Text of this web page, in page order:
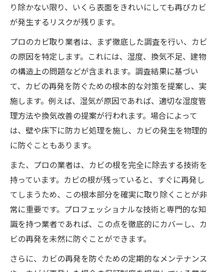
り除かない限り、いくら表面をきれいにしても再びカビ
が発生するリスクが残ります。
プロのカビ取り業者は、まず徹底した調査を行い、カビ
の原因を特定します。これには、湿度、換気不足、建物
の構造上の問題などが含まれます。調査結果に基づい
て、カビの再発を防ぐための根本的な対策を提案し、実
施します。例えば、湿気が原因であれば、適切な湿度管
理方法や換気改善の提案が行われます。場合によって
は、壁や床下に防カビ処理を施し、カビの発生を物理的
に防ぐこともあります。
また、プロの業者は、カビの根を完全に除去する技術を
持っています。カビの根が残っていると、すぐに再発し
てしまうため、この根本部分を確実に取り除くことが非
常に重要です。プロフェッショナルな技術と専門的な知
識を持つ業者であれば、この点を徹底的にカバーし、カ
ビの再発を未然に防ぐことができます。
さらに、カビの再発を防ぐための定期的なメンテナンス